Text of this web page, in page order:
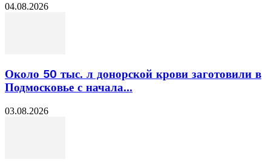
04.08.2026
Около 50 тыс. л донорской крови заготовили в
Подмосковье с начала...
03.08.2026